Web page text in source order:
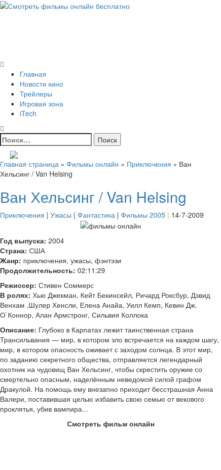
Skip
MenuГлавная
Новости кино
Трейлеры
Игровая зона
iTech
Найти:
Главная страница » Фильмы онлайн » Приключения » Ван
Хельсинг / Van Helsing
Ван Хельсинг / Van Helsing
Приключения | Ужасы | Фантастика | Фильмы 2005 | 14-7-2009
Год выпуска: 2004
Страна: США
Жанр: приключения, ужасы, фэнтэзи
Продолжительность: 02:11:29
Режиссер: Стивен Соммерс
В ролях: Хью Джекман, Кейт Бекинсейл, Ричард Роксбур, Дэвид
Венхам ,Шулер Хенсли, Елена Анайа, Уилл Кемп, Кевин Дж.
О`Коннор, Алан Армстронг, Сильвия Коллока
Описание: Глубоко в Карпатах лежит таинственная страна
Трансильвания — мир, в котором зло встречается на каждом шагу,
мир, в котором опасность оживает с заходом солнца. В этот мир,
по заданию секретного общества, отправляется легендарный
охотник на чудовищ Ван Хельсинг, чтобы скрестить оружие со
смертельно опасным, наделённым неведомой силой графом
Дракулой. На помощь ему внезапно приходит бесстрашная Анна
Валери, поставившая целью избавить свою семью от векового
проклятья, убив вампира…
Смотреть фильм онлайн